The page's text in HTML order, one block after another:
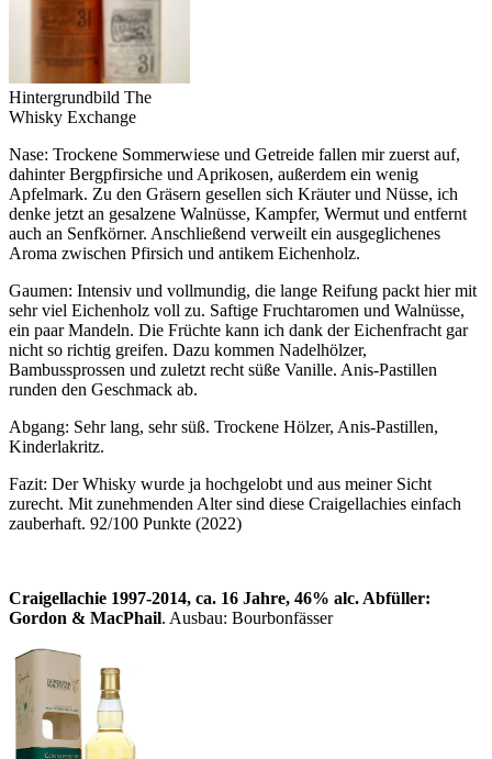
Hintergrundbild The
Whisky Exchange
Nase: Trockene Sommerwiese und Getreide fallen mir zuerst auf,
dahinter Bergpfirsiche und Aprikosen, außerdem ein wenig
Apfelmark. Zu den Gräsern gesellen sich Kräuter und Nüsse, ich
denke jetzt an gesalzene Walnüsse, Kampfer, Wermut und entfernt
auch an Senfkörner. Anschließend verweilt ein ausgeglichenes
Aroma zwischen Pfirsich und antikem Eichenholz.
Gaumen: Intensiv und vollmundig, die lange Reifung packt hier mit
sehr viel Eichenholz voll zu. Saftige Fruchtaromen und Walnüsse,
ein paar Mandeln. Die Früchte kann ich dank der Eichenfracht gar
nicht so richtig greifen. Dazu kommen Nadelhölzer,
Bambussprossen und zuletzt recht süße Vanille. Anis-Pastillen
runden den Geschmack ab.
Abgang: Sehr lang, sehr süß. Trockene Hölzer, Anis-Pastillen,
Kinderlakritz.
Fazit: Der Whisky wurde ja hochgelobt und aus meiner Sicht
zurecht. Mit zunehmenden Alter sind diese Craigellachies einfach
zauberhaft. 92/100 Punkte (2022)
Craigellachie 1997-2014, ca. 16 Jahre, 46% alc. Abfüller:
Gordon & MacPhail. Ausbau: Bourbonfässer